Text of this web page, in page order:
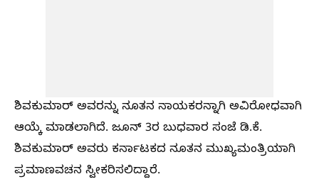
ಶಿವಕುಮಾರ್ ಅವರನ್ನು ನೂತನ ನಾಯಕರನ್ನಾಗಿ ಅವಿರೋಧವಾಗಿ
ಆಯ್ಕೆ ಮಾಡಲಾಗಿದೆ. ಜೂನ್ 3ರ ಬುಧವಾರ ಸಂಜೆ ಡಿ.ಕೆ.
ಶಿವಕುಮಾರ್ ಅವರು ಕರ್ನಾಟಕದ ನೂತನ ಮುಖ್ಯಮಂತ್ರಿಯಾಗಿ
ಪ್ರಮಾಣವಚನ ಸ್ವೀಕರಿಸಲಿದ್ದಾರೆ.